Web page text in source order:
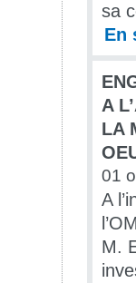
sa
En
A
LA
01
A
M.